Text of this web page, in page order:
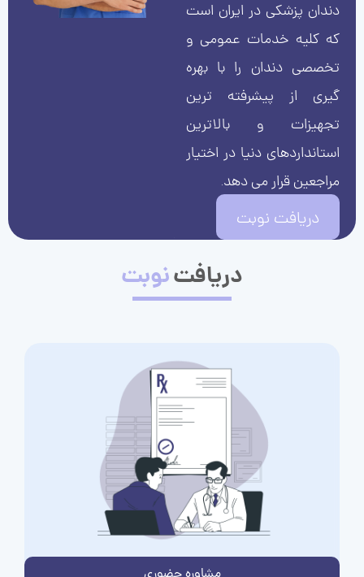
دندان پزشکی در ایران است
که کلیه خدمات عمومی و
تخصصی دندان را با بهره
گیری از پیشرفته ترین
تجهیزات و بالاترین
استانداردهای دنیا در اختیار
مراجعین قرار می دهد.
دریافت نوبت
دریافتنوبت